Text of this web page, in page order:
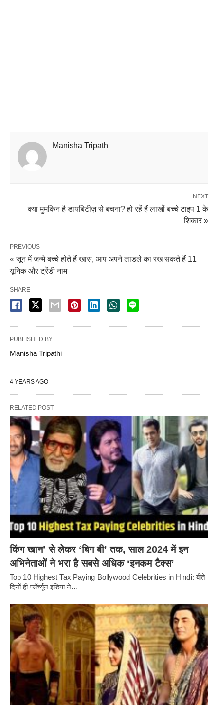
Manisha Tripathi
NEXT
क्या मुमकिन है डायबिटीज़ से बचना? हो रहें हैं लाखों बच्चे टाइप 1 के
शिकार »
PREVIOUS
« जून में जन्मे बच्चे होते हैं खास, आप अपने लाडले का रख सकते हैं 11
यूनिक और ट्रेंडी नाम
SHARE
PUBLISHED BY
Manisha Tripathi
4 YEARS AGO
RELATED POST
किंग खान’ से लेकर ‘बिग बी’ तक, साल 2024 में इन
अभिनेताओं ने भरा है सबसे अधिक ‘इनकम टैक्स’
Top 10 Highest Tax Paying Bollywood Celebrities in Hindi: बीते
दिनों ही फॉर्च्यून इंडिया ने…